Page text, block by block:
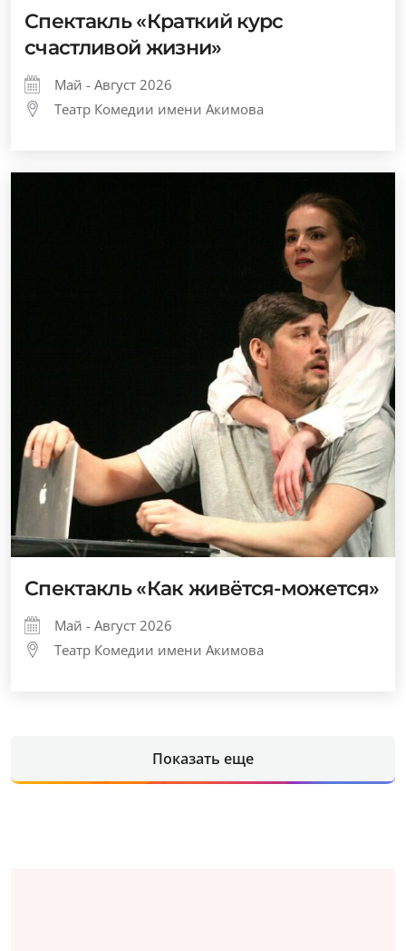
Спектакль «Краткий курс
счастливой жизни»
Май - Август 2026
Театр Комедии имени Акимова
Спектакль «Как живётся-можется»
Май - Август 2026
Театр Комедии имени Акимова
Показать еще